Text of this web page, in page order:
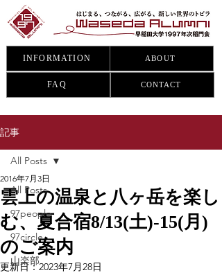
INFORMATION ABOUT
CONTACT
FAQ
記事
All Posts
97people
97circle
山楽部
All Posts
雲上の温泉と八ヶ岳を楽し
む、夏合宿8/13(土)-15(月)
のご案内
2016年7月3日
更新日：2023年7月28日